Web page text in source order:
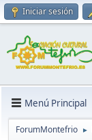
Iniciar sesión
Menú Principal
ForumMontefrio ►